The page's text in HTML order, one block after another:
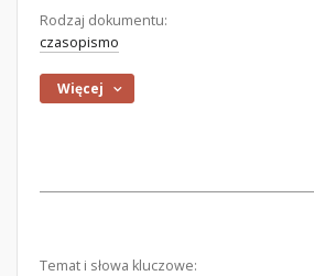
Rodzaj dokumentu:
czasopismo
Więcej
Temat i słowa kluczowe: